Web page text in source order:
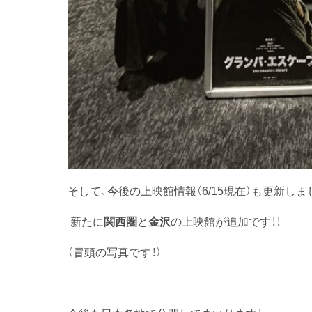
そして、今後の上映館情報（6/15現在）も更新しま
新たに関西圏と金沢の上映館が追加です！！
（冒頭の写真です！）